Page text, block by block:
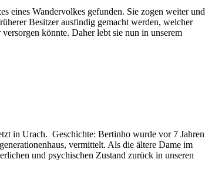
eines Wandervolkes gefunden. Sie zogen weiter und
Besitzer ausfindig gemacht werden, welcher
könnte. Daher lebt sie nun in unserem
in Urach. Geschichte: Bertinho wurde vor 7 Jahren
vermittelt. Als die ältere Dame im
und psychischen Zustand zurück in unseren